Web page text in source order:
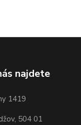
najdete
1419
504 01